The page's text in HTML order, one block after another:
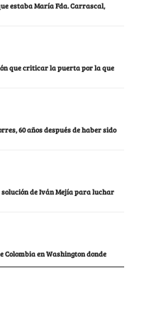
estaba María Fda. Carrascal,
que criticar la puerta por la que
60 años después de haber sido
de Iván Mejía para luchar
Colombia en Washington donde